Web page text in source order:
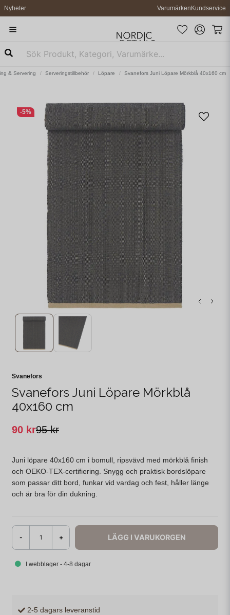
Nyheter VarumärkenKundservice
& Servering Serveringstillbehör Löpare Svanefors Juni Löpare Mörkblå 40x160 cm
-5%
Svanefors
Svanefors Juni Löpare Mörkblå
40x160 cm
95 kr
90 kr
Juni löpare 40x160 cm i bomull, ripsvävd med mörkblå finish
och OEKO-TEX-certifiering. Snygg och praktisk bordslöpare
som passar ditt bord, funkar vid vardag och fest, håller länge
och är bra för din dukning.
- + LÄGG I VARUKORGEN
I webblager - 4-8 dagar
2-5 dagars leveranstid